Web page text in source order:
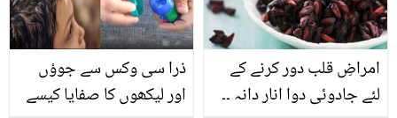
ذرا سی وکس سے جوؤں
اور لیکھوں کا صفایا کیسے
امراضِ قلب دور کرنے کے
لئے جادوئی دوا انار دانہ ۔۔